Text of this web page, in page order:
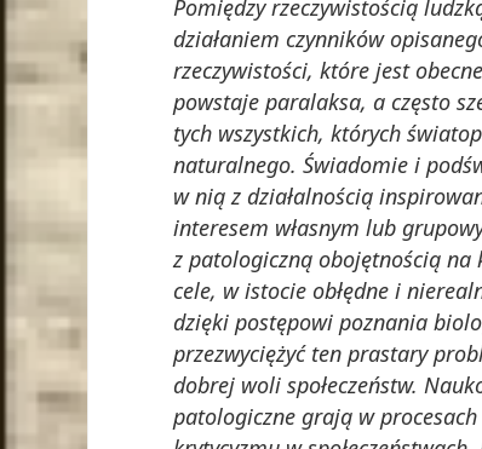
Pomiędzy rzeczywistością
działaniem czynników
rzeczywistości, które jest
powstaje paralaksa, a często
tych wszystkich, których
naturalnego. Świadomie i
w nią z działalnością
interesem własnym lub
z patologiczną obojętnością na
cele, w istocie obłędne i
dzięki postępowi poznania
przezwyciężyć ten prastary
dobrej woli społeczeństw.
patologiczne grają w